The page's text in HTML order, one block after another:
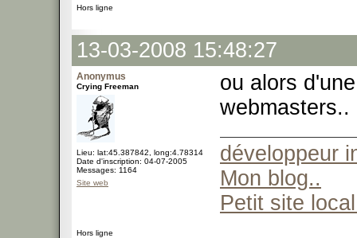
Hors ligne
13-03-2008 15:48:27
Anonymus
Crying Freeman
Lieu: lat:45.387842, long:4.78314
Date d'inscription: 04-07-2005
Messages: 1164
Site web
ou alors
webmasters..
développeur
Mon blog..
Petit site
Hors ligne